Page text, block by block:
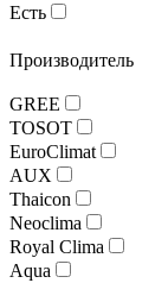
Есть
Производитель
GREE
TOSOT
EuroClimat
AUX
Thaicon
Neoclima
Royal Clima
Aqua